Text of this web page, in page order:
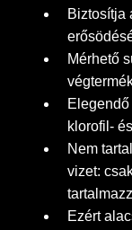
Biztosítja
Mérhető
klorofil-
Nem
vizet:
Ezért